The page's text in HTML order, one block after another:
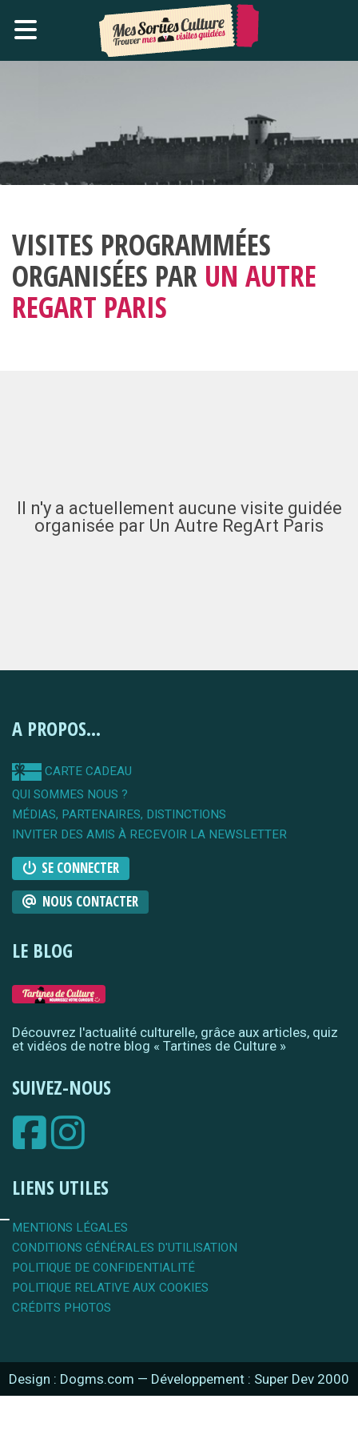
VISITES PROGRAMMÉES
ORGANISÉES PAR UN AUTRE
REGART PARIS
Il n'y a actuellement aucune visite guidée
organisée par Un Autre RegArt Paris
A PROPOS...
CARTE CADEAU
QUI SOMMES NOUS ?
MÉDIAS, PARTENAIRES, DISTINCTIONS
INVITER DES AMIS À RECEVOIR LA NEWSLETTER
SE CONNECTER
NOUS CONTACTER
LE BLOG
Découvrez l'actualité culturelle, grâce aux articles, quiz
et vidéos de notre blog « Tartines de Culture »
SUIVEZ-NOUS
LIENS UTILES
MENTIONS LÉGALES
CONDITIONS GÉNÉRALES D'UTILISATION
POLITIQUE DE CONFIDENTIALITÉ
POLITIQUE RELATIVE AUX COOKIES
CRÉDITS PHOTOS
Design : Dogms.com — Développement : Super Dev 2000